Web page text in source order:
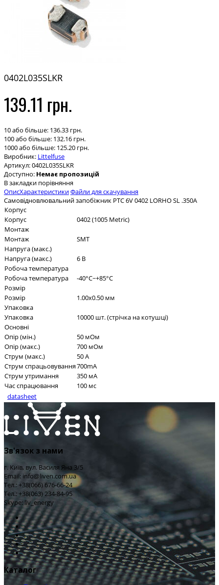
0402L035SLKR
139.11 грн.
10 або більше: 136.33 грн.
100 або більше: 132.16 грн.
1000 або більше: 125.20 грн.
Виробник: Littelfuse
Артикул:0402L035SLKR
Доступно: Немає пропозицій
В закладки порівняння
ОписХарактеристикиФайли для скачування
Самовідновлювальний запобіжник PTC 6V 0402 LORHO SL .350A
Корпус
Корпус
0402 (1005 Metric)
Монтаж
Монтаж
SMT
Напруга (макс.)
Напруга (макс.)
6 В
Робоча температура
Робоча температура
-40°C~+85°C
Розмір
Розмір
1.00x0.50 мм
Упаковка
Упаковка
10000 шт. (стрічка на котушці)
Основні
Опір (мін.)
50 мОм
Опір (макс.)
700 мОм
Струм (макс.)
50 А
Струм спрацьовування700mA
Струм утримання
350 мА
Час спрацювання
100 мс
datasheet
Зв'язок з нами
г. Київ, вул. Василя Яна 3/5
Email: info@liven.com.ua
Тел.: +38(066) 676-66-24
Тел.: +38(063) 234-84-95
Skype: liv_energy
Каталог